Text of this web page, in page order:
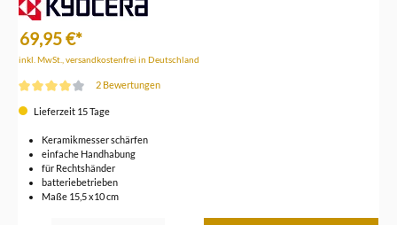
69,95 €*
inkl. MwSt., versandkostenfrei in Deutschland
2 Bewertungen
Lieferzeit 15 Tage
Keramikmesser schärfen
einfache Handhabung
für Rechtshänder
batteriebetrieben
Maße 15,5 x10 cm